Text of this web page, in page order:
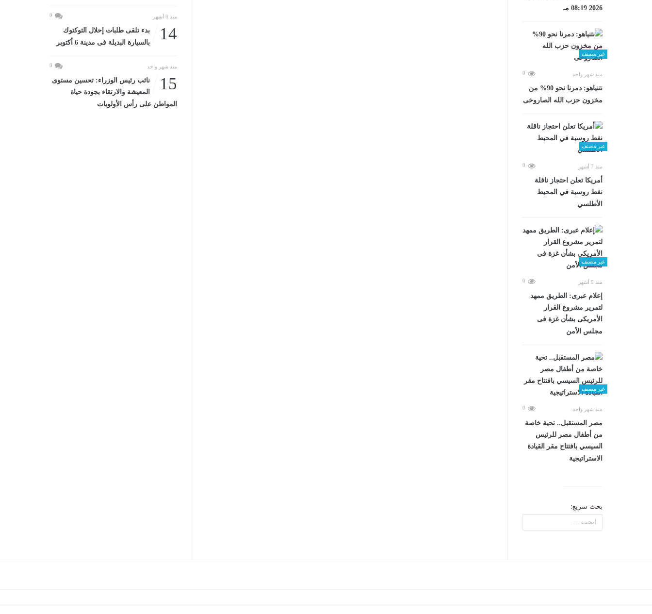
2026 08:19 مـ
غير مصنف
منذ شهر واحد 0
نتنياهو: دمرنا نحو 90% من
مخزون حزب الله الصاروخى
غير مصنف
منذ 7 أشهر 0
أمريكا تعلن احتجاز ناقلة
نفط روسية في المحيط
الأطلسي
غير مصنف
منذ 9 أشهر 0
إعلام عبرى: الطريق ممهد
لتمرير مشروع القرار
الأمريكى بشأن غزة فى
مجلس الأمن
غير مصنف
منذ شهر واحد 0
مصر المستقبل.. تحية خاصة
من أطفال مصر للرئيس
السيسي بافتتاح مقر القيادة
الاستراتيجية
بحث سريع:
منذ 8 أشهر 0
14
بدء تلقى طلبات إحلال التوكتوك
بالسيارة البديلة فى مدينة 6 أكتوبر
منذ شهر واحد 0
15
نائب رئيس الوزراء: تحسين مستوى
المعيشة والارتقاء بجودة حياة
المواطن على رأس الأولويات